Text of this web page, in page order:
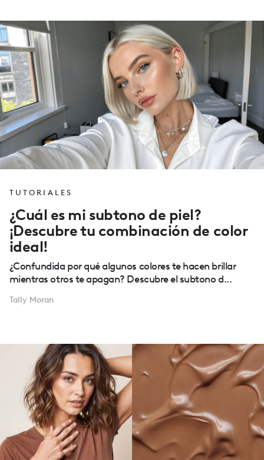
TUTORIALES
¿Cuál es mi subtono de piel?
¡Descubre tu combinación de color
ideal!
¿Confundida por qué algunos colores te hacen brillar
mientras otros te apagan? Descubre el subtono d...
Tally Moran